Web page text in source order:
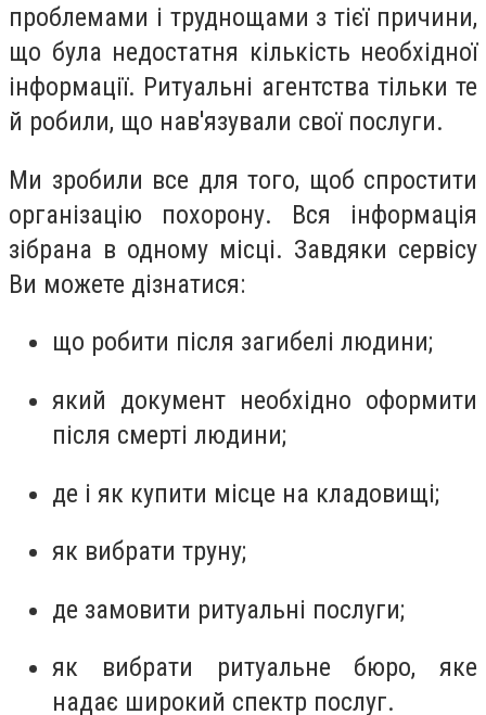
проблемами і труднощами з тієї причини,
що була недостатня кількість необхідної
інформації. Ритуальні агентства тільки те
й робили, що нав'язували свої послуги.
Ми зробили все для того, щоб спростити
організацію похорону. Вся інформація
зібрана в одному місці. Завдяки сервісу
Ви можете дізнатися:
що робити після загибелі людини;
який документ необхідно оформити
після смерті людини;
де і як купити місце на кладовищі;
як вибрати труну;
де замовити ритуальні послуги;
як вибрати ритуальне бюро, яке
надає широкий спектр послуг.